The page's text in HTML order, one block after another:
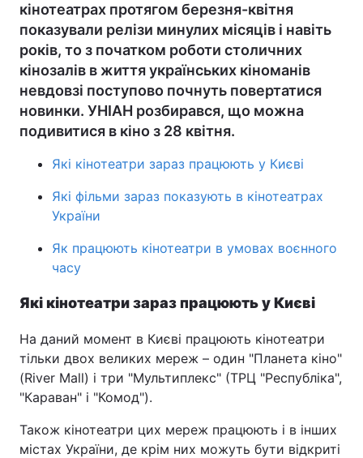
Україна Політика
Економіка
Спорт Наука
кінотеатрах протягом березня-квітня
показували релізи минулих місяців і навіть
років, то з початком роботи столичних
кінозалів в життя українських кіноманів
невдовзі поступово почнуть повертатися
новинки. УНІАН розбирався, що можна
подивитися в кіно з 28 квітня.
Які кінотеатри зараз працюють у Києві
Які фільми зараз показують в кінотеатрах
України
Як працюють кінотеатри в умовах воєнного
часу
Які кінотеатри зараз працюють у Києві
На даний момент в Києві працюють кінотеатри
тільки двох великих мереж – один "Планета кіно"
(River Mall) і три "Мультиплекс" (ТРЦ "Республіка",
"Караван" і "Комод").
Також кінотеатри цих мереж працюють і в інших
містах України, де крім них можуть бути відкриті